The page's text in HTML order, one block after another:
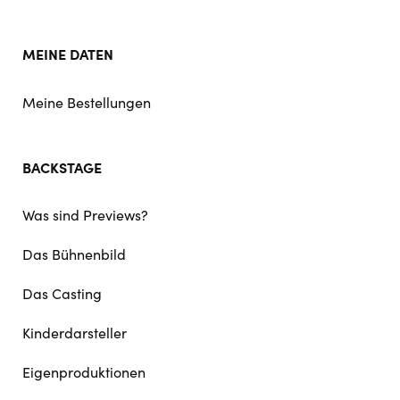
MEINE DATEN
Meine Bestellungen
BACKSTAGE
Was sind Previews?
Das Bühnenbild
Das Casting
Kinderdarsteller
Eigenproduktionen